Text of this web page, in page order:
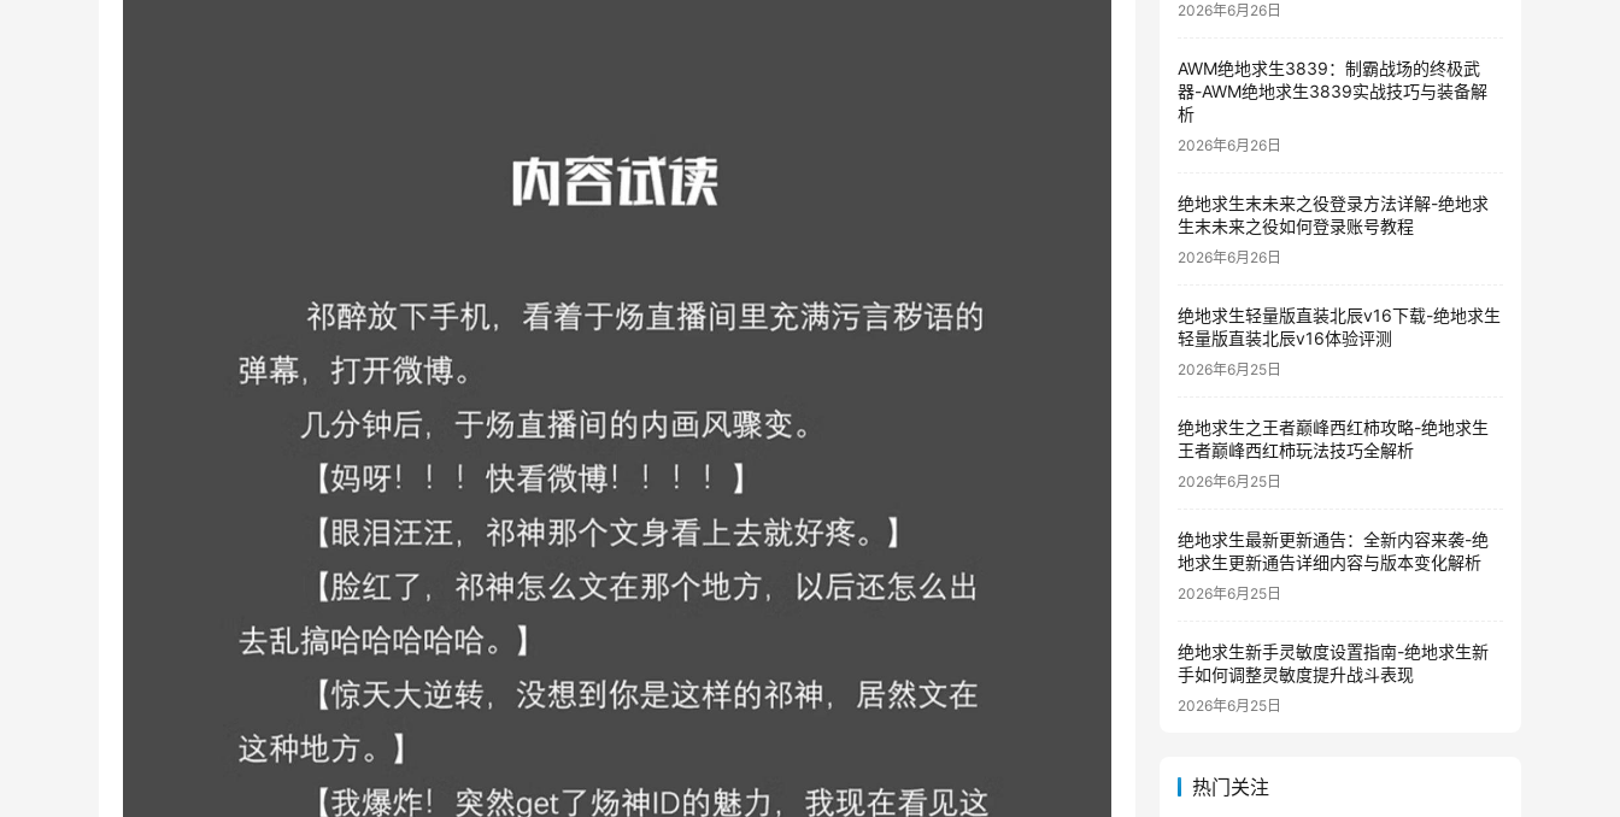
2026年6月26日
AWM绝地求生3839：制霸战场的终极武
器-AWM绝地求生3839实战技巧与装备解
析
2026年6月26日
绝地求生末未来之役登录方法详解-绝地求
生末未来之役如何登录账号教程
2026年6月26日
绝地求生轻量版直装北辰v16下载-绝地求生
轻量版直装北辰v16体验评测
2026年6月25日
绝地求生之王者巅峰西红柿攻略-绝地求生
王者巅峰西红柿玩法技巧全解析
2026年6月25日
绝地求生最新更新通告：全新内容来袭-绝
地求生更新通告详细内容与版本变化解析
2026年6月25日
绝地求生新手灵敏度设置指南-绝地求生新
手如何调整灵敏度提升战斗表现
2026年6月25日
热门关注